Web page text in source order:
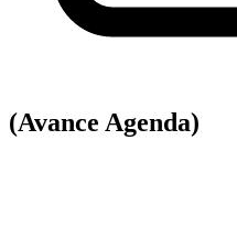
(Avance Agenda)